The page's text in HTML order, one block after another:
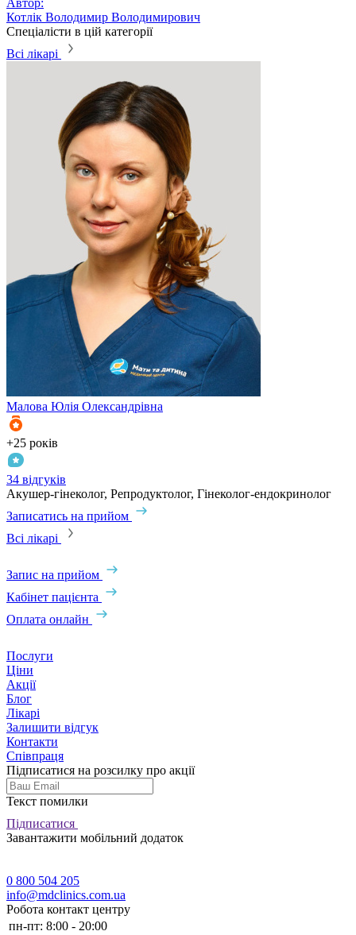
Автор:
Котлік Володимир Володимирович
Спеціалісти в цій категорії
Всі лікарі
Малова Юлія Олександрівна
+25 років
34 відгуків
Акушер-гінеколог, Репродуктолог, Гінеколог-ендокринолог
Записатись на прийом
Всі лікарі
Запис на прийом
Кабінет пацієнта
Оплата онлайн
Послуги
Ціни
Акції
Блог
Лікарі
Залишити відгук
Контакти
Співпраця
Підписатися на розсилку про акції
Текст помилки
Підписатися
Завантажити мобільний додаток
0 800 504 205
info@mdclinics.com.ua
Робота контакт центру
пн-пт: 8:00 - 20:00